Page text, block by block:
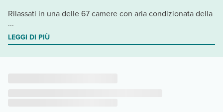
Rilassati in una delle 67 camere con aria condizionata della
...
LEGGI DI PIÙ